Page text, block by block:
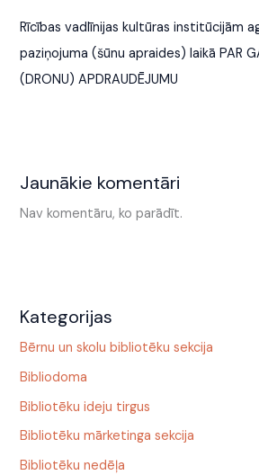
Rīcības vadlīnijas kultūras institūcijām
paziņojuma (šūnu apraides) laikā PAR
(DRONU) APDRAUDĒJUMU
Jaunākie komentāri
Nav komentāru, ko parādīt.
Kategorijas
Bērnu un skolu bibliotēku sekcija
Bibliodoma
Bibliotēku ideju tirgus
Bibliotēku mārketinga sekcija
Bibliotēku nedēļa